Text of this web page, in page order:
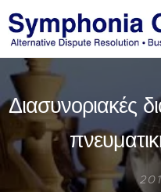
Διασυνοριακές